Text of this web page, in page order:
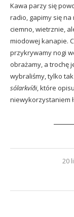
Kawa parzy się
radio, gapimy się
ciemno, wietrznie,
miodowej kanapie.
przykrywamy nogi
obrażamy, a trochę
wybraliśmy, tylko
sólarkvíði, które
niewykorzystaniem
20